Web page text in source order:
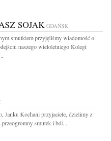
SOJAK GDAŃSK
smutkiem przyjęliśmy wiadomość o
naszego wieloletniego Kolegi
Janku Kochani przyjaciele, dzielimy z
przeogromny smutek i ból...